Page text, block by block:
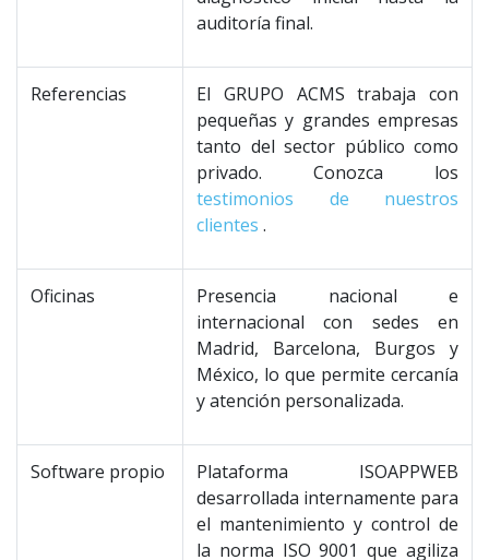
auditoría final.
Referencias
El GRUPO ACMS trabaja con
pequeñas y grandes empresas
tanto del sector público como
privado. Conozca los
testimonios de nuestros
clientes .
Oficinas
Presencia nacional e
internacional con sedes en
Madrid, Barcelona, Burgos y
México, lo que permite cercanía
y atención personalizada.
Software propio
Plataforma ISOAPPWEB
desarrollada internamente para
el mantenimiento y control de
la norma ISO 9001 que agiliza